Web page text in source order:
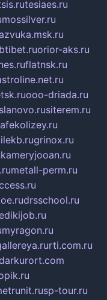
tesiaes.ru
mossilver.ru
orior-aks.ru
flatnsk.ru
ooo-driada.ru
siterem.ru
grinox.ru
kameryjooan.ru
metall-perm.ru
drsschool.ru
myragon.ru
rti.com.ru
sp-tour.ru